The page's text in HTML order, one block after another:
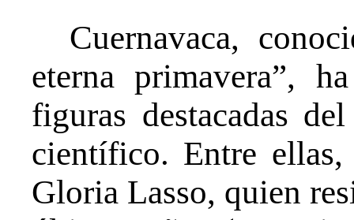
Cuernavaca,
eterna primavera”,
figuras destacadas
científico. Entre ellas,
Gloria Lasso, quien